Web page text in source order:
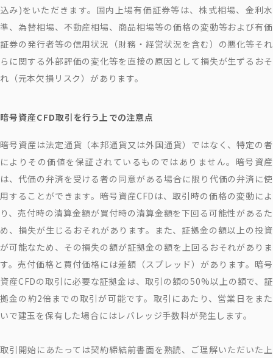
込み)をいただきます。国内上場有価証券等は、株式相場、金利水
準、為替相場、不動産相場、商品相場等の価格の変動等および有価
証券の発行者等の信用状況（財務・経営状況を含む）の悪化等それ
らに関する外部評価の変化等を直接の原因として損失が生ずるおそ
れ（元本欠損リスク）があります。
暗号資産CFD取引を行う上での注意点
暗号資産は法定通貨（本邦通貨又は外国通貨）ではなく、特定の者
によりその価値を保証されているものではありません。暗号資産
は、代価の弁済を受ける者の同意がある場合に限り代価の弁済に使
用することができます。暗号資産CFDは、取引時の価格の変動によ
り、売付時の清算金額が買付時の清算金額を下回る可能性があるた
め、損失が生じるおそれがあります。また、証拠金の額以上の投資
が可能なため、その損失の額が証拠金の額を上回るおそれがありま
す。売付価格と買付価格には差額（スプレッド）があります。暗号
資産CFDの取引に必要な証拠金は、取引の額の50%以上の額で、証
拠金の約2倍までの取引が可能です。取引にあたり、営業日をまた
いで建玉を保有した場合にはレバレッジ手数料が発生します。
取引開始にあたっては契約締結前書面を熟読、ご理解いただいた上